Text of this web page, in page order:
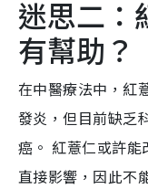
迷思二：
有幫助？
在中醫療法中，紅
發炎，但目前缺乏
癌。 紅薏仁或許
直接影響，因此不